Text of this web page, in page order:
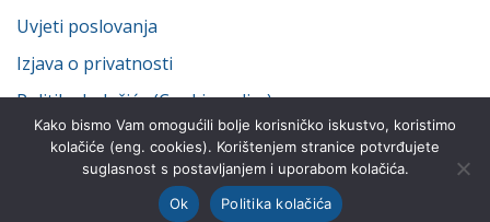
Uvjeti poslovanja
Izjava o privatnosti
Politika kolačića (Cookie policy)
© Despot Infinitus d.o.o. 2022.-2026. Sva prava pridržana.
Kako bismo Vam omogućili bolje korisničko iskustvo, koristimo
kolačiće (eng. cookies). Korištenjem stranice potvrđujete
suglasnost s postavljanjem i uporabom kolačića.
Ok
Politika kolačića